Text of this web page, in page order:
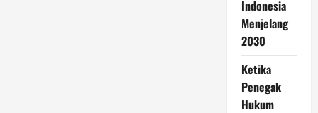
Indonesia
Menjelang
2030
Ketika
Penegak
Hukum